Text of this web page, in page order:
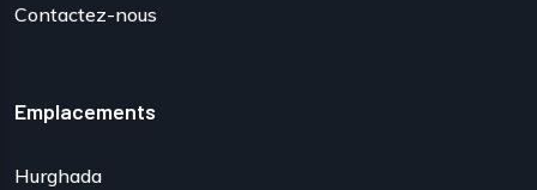
Contactez-nous
Emplacements
Hurghada